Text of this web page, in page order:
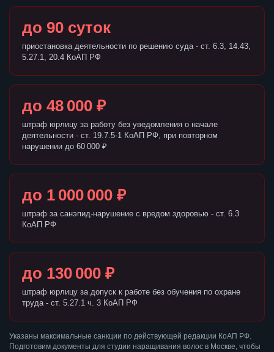
до 90 суток
приостановка деятельности по решению суда - ст. 6.3, 14.43,
5.27.1, 20.4 КоАП РФ
до 48 000 ₽
штраф юрлицу за работу без уведомления о начале
деятельности - ст. 19.7.5-1 КоАП РФ, при повторном
нарушении до 60 000 ₽
до 1 000 000 ₽
штраф за санэпид-нарушение с вредом здоровью - ст. 6.3
КоАП РФ
до 130 000 ₽
штраф юрлицу за допуск к работе без обучения по охране
труда - ст. 5.27.1 ч. 3 КоАП РФ
Указаны максимальные санкции по действующей редакции КоАП РФ.
Подготовим документы для студии наращивания волос в Москве, чтобы